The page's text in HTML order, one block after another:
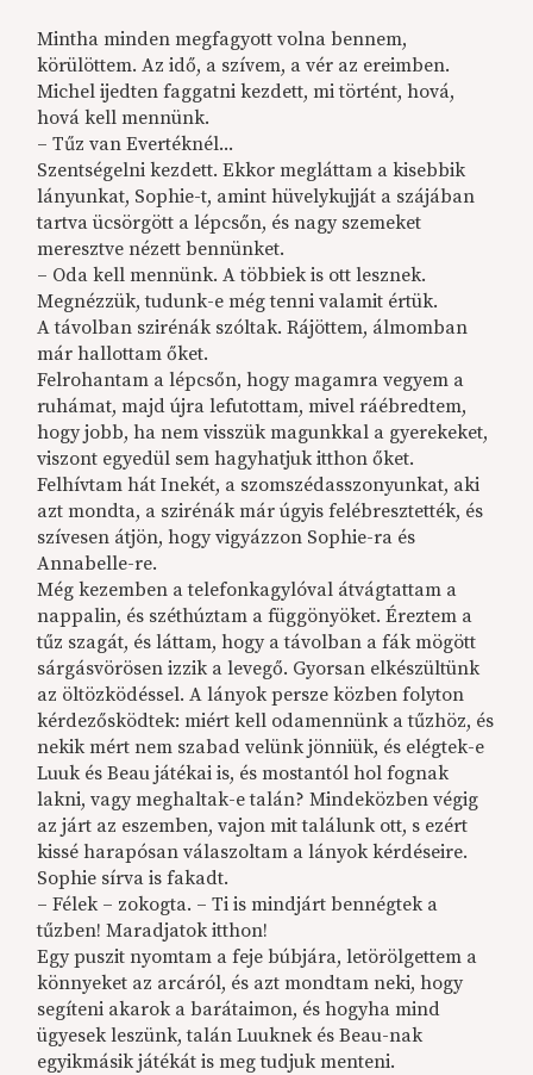
Mintha minden megfagyott volna bennem,
körülöttem. Az idő, a szívem, a vér az ereimben.
Michel ijedten faggatni kezdett, mi történt, hová,
hová kell mennünk.
– Tűz van Evertéknél...
Szentségelni kezdett. Ekkor megláttam a kisebbik
lányunkat, Sophie-t, amint hüvelykujját a szájában
tartva ücsörgött a lépcsőn, és nagy szemeket
meresztve nézett bennünket.
– Oda kell mennünk. A többiek is ott lesznek.
Megnézzük, tudunk-e még tenni valamit értük.
A távolban szirénák szóltak. Rájöttem, álmomban
már hallottam őket.
Felrohantam a lépcsőn, hogy magamra vegyem a
ruhámat, majd újra lefutottam, mivel ráébredtem,
hogy jobb, ha nem visszük magunkkal a gyerekeket,
viszont egyedül sem hagyhatjuk itthon őket.
Felhívtam hát Inekét, a szomszédasszonyunkat, aki
azt mondta, a szirénák már úgyis felébresztették, és
szívesen átjön, hogy vigyázzon Sophie-ra és
Annabelle-re.
Még kezemben a telefonkagylóval átvágtattam a
nappalin, és széthúztam a függönyöket. Éreztem a
tűz szagát, és láttam, hogy a távolban a fák mögött
sárgásvörösen izzik a levegő. Gyorsan elkészültünk
az öltözködéssel. A lányok persze közben folyton
kérdezősködtek: miért kell odamennünk a tűzhöz, és
nekik mért nem szabad velünk jönniük, és elégtek-e
Luuk és Beau játékai is, és mostantól hol fognak
lakni, vagy meghaltak-e talán? Mindeközben végig
az járt az eszemben, vajon mit találunk ott, s ezért
kissé harapósan válaszoltam a lányok kérdéseire.
Sophie sírva is fakadt.
– Félek – zokogta. – Ti is mindjárt bennégtek a
tűzben! Maradjatok itthon!
Egy puszit nyomtam a feje búbjára, letörölgettem a
könnyeket az arcáról, és azt mondtam neki, hogy
segíteni akarok a barátaimon, és hogyha mind
ügyesek leszünk, talán Luuknek és Beau-nak
egyikmásik játékát is meg tudjuk menteni.